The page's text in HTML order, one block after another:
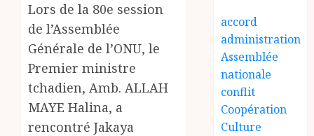
Lors de la 80e session
de l’Assemblée
Générale de l’ONU, le
Premier ministre
tchadien, Amb. ALLAH
MAYE Halina, a
rencontré Jakaya
accord
administration
Assemblée
nationale
conflit
Coopération
Culture